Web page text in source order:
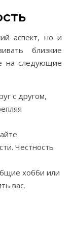
аспект, но и
близкие
на следующие
с другом,
Честность
хобби или
вас.